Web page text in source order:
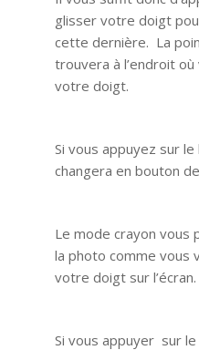
glisser votre doigt
cette dernière. La
trouvera à l’endroit
votre doigt.
Si vous appuyez sur
changera en bouton
Le mode crayon vous
la photo comme vous
votre doigt sur l’écran.
Si vous appuyer sur